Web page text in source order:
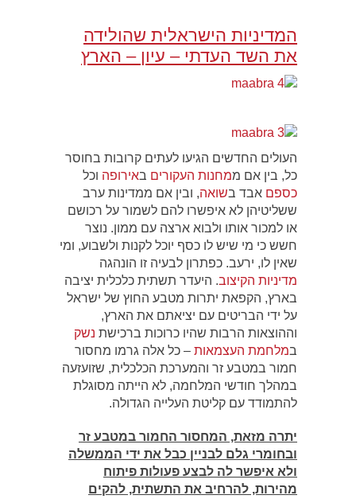
המדיניות הישראלית שהולידה
את השד העדתי – עיון – הארץ
העולים החדשים הגיעו לעתים קרובות בחוסר
כל, בין אם ממחנות העקורים באירופה וכל
כספם אבד בשואה, ובין אם ממדינות ערב
ששליטיהן לא איפשרו להם לשמור על רכושם
או למכור אותו ולבוא ארצה עם ממון. נוצר
חשש כי מי שיש לו כסף יוכל לקנות ולשבוע, ומי
שאין לו, ירעב. כפתרון לבעיה זו הונהגה
מדיניות הקיצוב. היעדר תשתית כלכלית יציבה
בארץ, הקפאת יתרות מטבע החוץ של ישראל
על ידי הבריטים עם יציאתם את הארץ,
וההוצאות הרבות שהיו כרוכות ברכישת נשק
במלחמת העצמאות – כל אלה גרמו מחסור
חמור במטבע זר והמערכת הכלכלית, שזועזעה
במהלך חודשי המלחמה, לא הייתה מסוגלת
להתמודד עם קליטת העלייה הגדולה.
יתרה מזאת, המחסור החמור במטבע זר
ובחומרי גלם לבניין כבל את ידי הממשלה
ולא איפשר לה לבצע פעולות פיתוח
מהירות, להרחיב את התשתית, להקים